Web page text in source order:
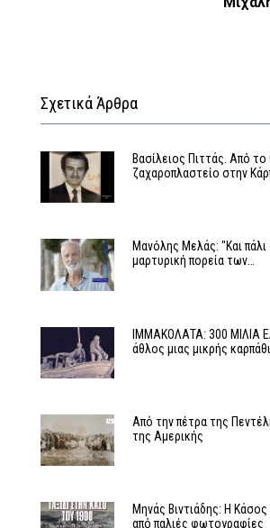
Σχετικά Άρθρα
Βασίλειος Πιττάς. Από το
ζαχαροπλαστείο στην
Μανόλης Μελάς: "Και πάλι
μαρτυρική πορεία των…
ΙΜΜΑΚΟΛΑΤΑ: 300 ΜΙΛΙΑ
άθλος μιας μικρής
Από την πέτρα της
της Αμερικής
Μηνάς Βιντιάδης: Η
από παλιές φωτογραφίες